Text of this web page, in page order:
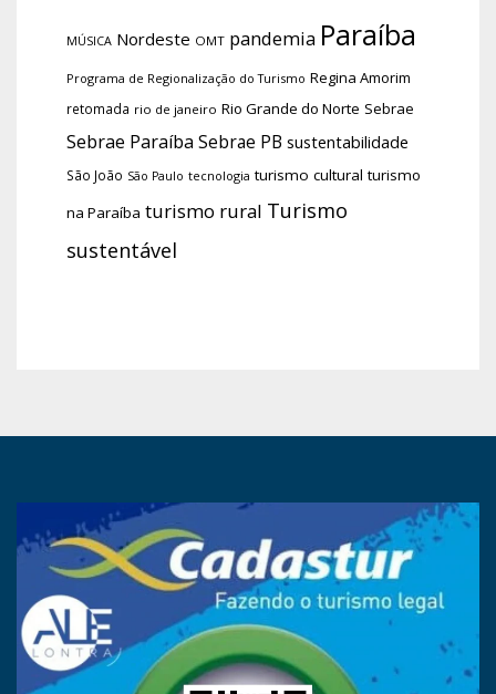
MÚSICA Nordeste OMT pandemia Paraíba
Programa de Regionalização do Turismo Regina Amorim
retomada rio de janeiro Rio Grande do Norte Sebrae
Sebrae Paraíba Sebrae PB sustentabilidade
São João São Paulo tecnologia turismo cultural turismo
na Paraíba turismo rural Turismo
sustentável